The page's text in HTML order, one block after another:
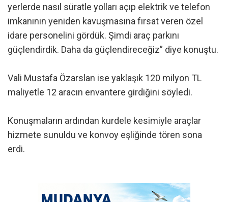
yerlerde nasıl süratle yolları açıp elektrik ve telefon
imkanının yeniden kavuşmasına fırsat veren özel
idare personelini gördük. Şimdi araç parkını
güçlendirdik. Daha da güçlendireceğiz” diye konuştu.
Vali Mustafa Özarslan ise yaklaşık 120 milyon TL
maliyetle 12 aracın envantere girdiğini söyledi.
Konuşmaların ardından kurdele kesimiyle araçlar
hizmete sunuldu ve konvoy eşliğinde tören sona
erdi.